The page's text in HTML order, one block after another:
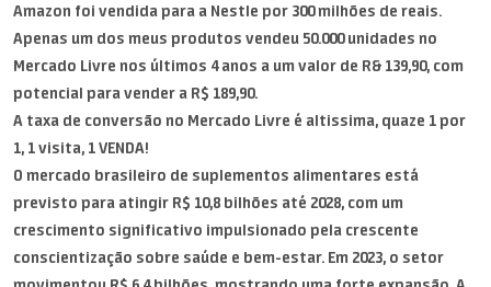
Amazon foi vendida para a Nestle por 300 milhões de reais.
Apenas um dos meus produtos vendeu 50.000 unidades no
Mercado Livre nos últimos 4 anos a um valor de R& 139,90, com
potencial para vender a R$ 189,90.
A taxa de conversão no Mercado Livre é altissima, quaze 1 por
1, 1 visita, 1 VENDA!
O mercado brasileiro de suplementos alimentares está
previsto para atingir R$ 10,8 bilhões até 2028, com um
crescimento significativo impulsionado pela crescente
conscientização sobre saúde e bem-estar. Em 2023, o setor